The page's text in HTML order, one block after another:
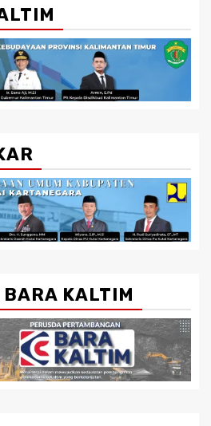
KALTIM